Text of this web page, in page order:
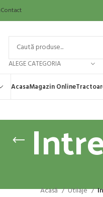
Contact
ALEGE CATEGORIA
AcasaMagazin Online
Acasă Utilaje